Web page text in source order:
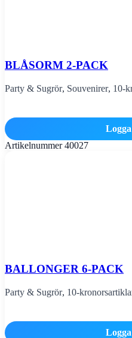
BLÅSORM 2-PACK
Party & Sugrör, Souvenirer, 10-
Artikelnummer40027
BALLONGER 6-PACK
Party & Sugrör, 10-